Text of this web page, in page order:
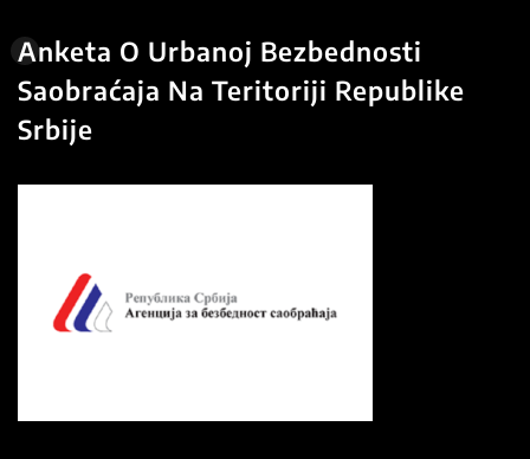
Anketa O Urbanoj Bezbednosti
Saobraćaja Na Teritoriji Republike
Srbije